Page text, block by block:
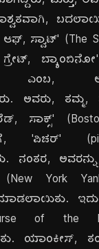
ಆಫ್, ಸ್ವಾಟ್' (The
ಎಂಬ,
ಅವರು, ತಮ್ಮ,
ಸಾಕ್ಸ್'
'ಪಿಚರ್'
ನಂತರ,
York
of the
ಯಾಂಕೀಸ್,